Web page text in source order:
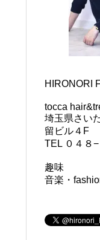
tocca
埼玉県さい
留ビル４F
TEL ０４８
趣味
音楽・